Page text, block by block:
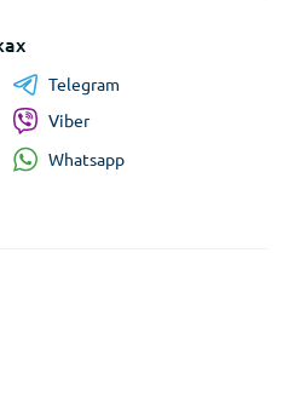
Telegram
Viber
Whatsapp